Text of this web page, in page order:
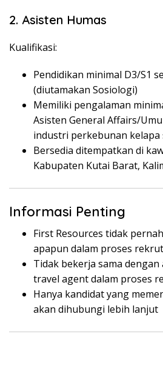
2. Asisten Humas
Kualifikasi:
Pendidikan minimal D3/S1
(diutamakan Sosiologi)
Memiliki pengalaman
Asisten General Affairs/
industri perkebunan kelapa
Bersedia ditempatkan di
Kabupaten Kutai Barat,
Informasi Penting
First Resources tidak
apapun dalam proses
Tidak bekerja sama
travel agent dalam proses
Hanya kandidat yang
akan dihubungi lebih lanjut